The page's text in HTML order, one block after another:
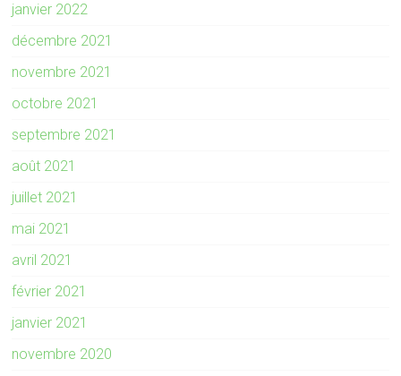
janvier 2022
décembre 2021
novembre 2021
octobre 2021
septembre 2021
août 2021
juillet 2021
mai 2021
avril 2021
février 2021
janvier 2021
novembre 2020